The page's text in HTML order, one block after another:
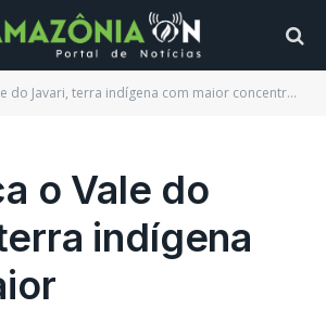
terra indígena com maior concentração de povos indígenas isolados do mundo
o Vale do
indígena